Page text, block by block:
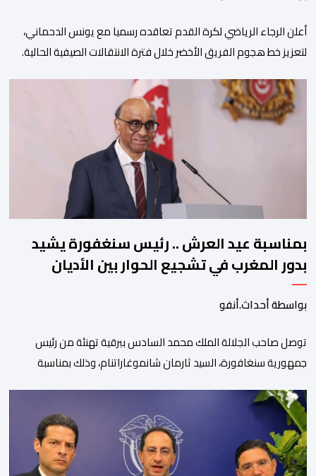
أعلن الرجاء الرياضي لكرة القدم تعاقده رسميا مع يونس الدحماني،
لتعزيز خط هجوم الفريق الأخضر خلال فترة الانتقالات الصيفية الحالية. ​
حيث يعول عليه الطاقم التقني للرجاء لتقديم الإضافة المرجوة في
المسابقات المحلية والقارية المقبلة. ​وجاء هذا التعاقد بعد أداء لافت
بمناسبة عيد العرش .. رئيس سنغفورة يشيد
بدور المغرب في تشجيع الحوار بين الأديان
بواسطة أحداث.أنفو
توصل صاحب الجلالة الملك محمد السادس ببرقية تهنئة من رئيس
جمهورية سنغافورة، السيد ثارمان شانموغاراتنام، وذلك بمناسبة
وأعرب السيد شانموغاراتنام، في هذه البرقية، باسم الشعب
السنغافوري، عن أحر تهانئه وأطيب متمنياته بموفور الصحة ومزيد من
التوفيق لجلالة الملك، وللشعب المغربي بمزيد من السلام والازدهار.
وأشاد الرئيس […]